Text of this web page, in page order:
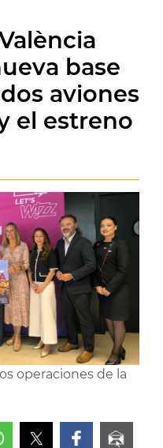
base
aviones
el estreno
operaciones de la